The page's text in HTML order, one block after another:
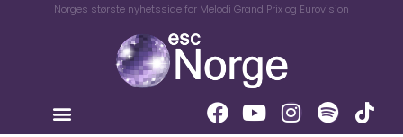
Norges største nyhetsside for Melodi Grand Prix og Eurovision